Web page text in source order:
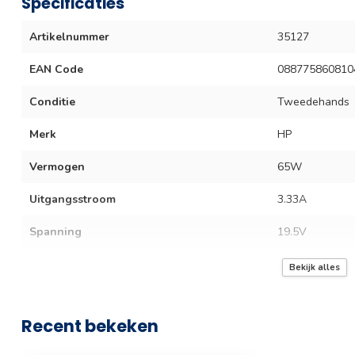
Artikelnummer 35127
EAN Code
Conditie Tweedehands
Merk HP
Vermogen 65W
Uitgangsstroom 3.33A
Spanning 19.5V
7,4 x 5,0 mm
Kleur
Bekijk alles
Recent bekeken